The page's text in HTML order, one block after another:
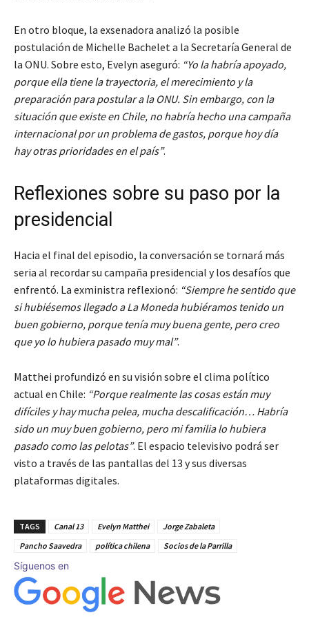
En otro bloque, la exsenadora analizó la posible
postulación de Michelle Bachelet a la Secretaría General de
la ONU. Sobre esto, Evelyn aseguró: “Yo la habría apoyado,
porque ella tiene la trayectoria, el merecimiento y la
preparación para postular a la ONU. Sin embargo, con la
situación que existe en Chile, no habría hecho una campaña
internacional por un problema de gastos, porque hoy día
hay otras prioridades en el país”.
Reflexiones sobre su paso por la
presidencial
Hacia el final del episodio, la conversación se tornará más
seria al recordar su campaña presidencial y los desafíos que
enfrentó. La exministra reflexionó: “Siempre he sentido que
si hubiésemos llegado a La Moneda hubiéramos tenido un
buen gobierno, porque tenía muy buena gente, pero creo
que yo lo hubiera pasado muy mal”.
Matthei profundizó en su visión sobre el clima político
actual en Chile: “Porque realmente las cosas están muy
difíciles y hay mucha pelea, mucha descalificación… Habría
sido un muy buen gobierno, pero mi familia lo hubiera
pasado como las pelotas”. El espacio televisivo podrá ser
visto a través de las pantallas del 13 y sus diversas
plataformas digitales.
TAGS Canal 13 Evelyn Matthei
Jorge Zabaleta
Pancho Saavedra
política chilena Socios de la Parrilla
Síguenos en